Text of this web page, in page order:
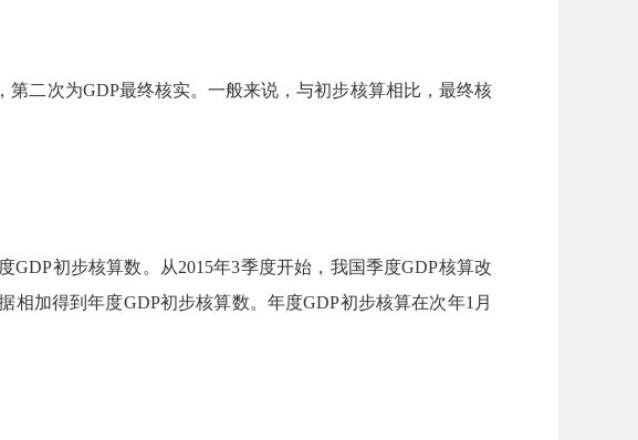
二次为GDP最终核实。一般来说，与初步核算相比，最终核
初步核算数。从2015年3季度开始，我国季度GDP核算改
加得到年度GDP初步核算数。年度GDP初步核算在次年1月